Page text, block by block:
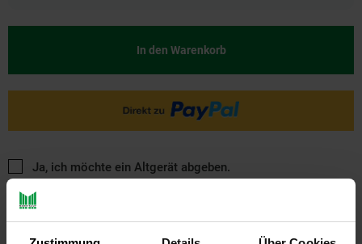
In den Warenkorb
Ja, ich möchte ein Altgerät abgeben.